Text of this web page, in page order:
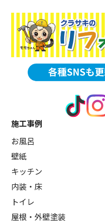
施工事例
お風呂
壁紙
キッチン
内装・床
トイレ
屋根・外壁塗装